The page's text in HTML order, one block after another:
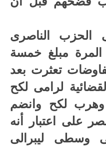
الحزب الناصرى
مبلغ خمسة
تعثرت بعد
لرامى لكح
وهرب لكح وانضم
على اعتبار أنه
وسطى ليبرالى